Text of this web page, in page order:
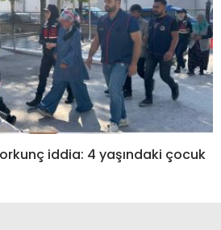
iddia: 4 yaşındaki çocuk